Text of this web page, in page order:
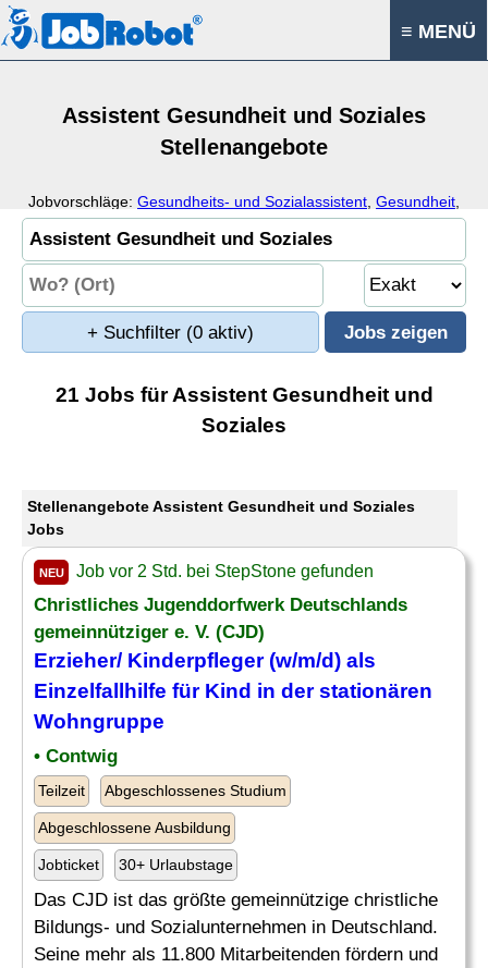
≡ MENÜ
Assistent Gesundheit und Soziales
Stellenangebote
Jobvorschläge: Gesundheits- und Sozialassistent Gesundheit
Soziales,Assistenz
+ Suchfilter (0 aktiv)
21 Jobs für Assistent Gesundheit und
Soziales
Stellenangebote Assistent Gesundheit und Soziales
Jobs
NEU Job vor 2 Std. bei StepStone gefunden
Christliches Jugenddorfwerk Deutschlands
gemeinnütziger e. V. (CJD)
Erzieher/ Kinderpfleger (w/m/d) als
Einzelfallhilfe für Kind in der stationären
Wohngruppe
• Contwig
Teilzeit Abgeschlossenes Studium
Abgeschlossene Ausbildung
Jobticket 30+ Urlaubstage
Das CJD ist das größte gemeinnützige christliche
Bildungs- und Sozialunternehmen in Deutschland.
Seine mehr als 11.800 Mitarbeitenden fördern und